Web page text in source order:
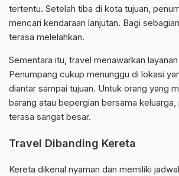
tertentu. Setelah tiba di kota tujuan,
mencari kendaraan lanjutan. Bagi
terasa melelahkan.
Sementara itu, travel menawarkan
Penumpang cukup menunggu di lokasi
diantar sampai tujuan. Untuk orang yang
barang atau bepergian bersama keluarga,
terasa sangat besar.
Travel Dibanding Kereta
Kereta dikenal nyaman dan memiliki